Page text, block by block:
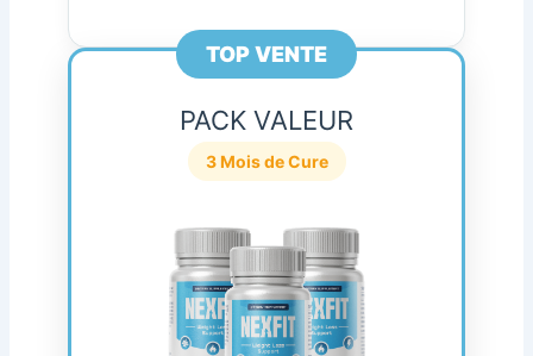
TOP VENTE
PACK VALEUR
3 Mois de Cure